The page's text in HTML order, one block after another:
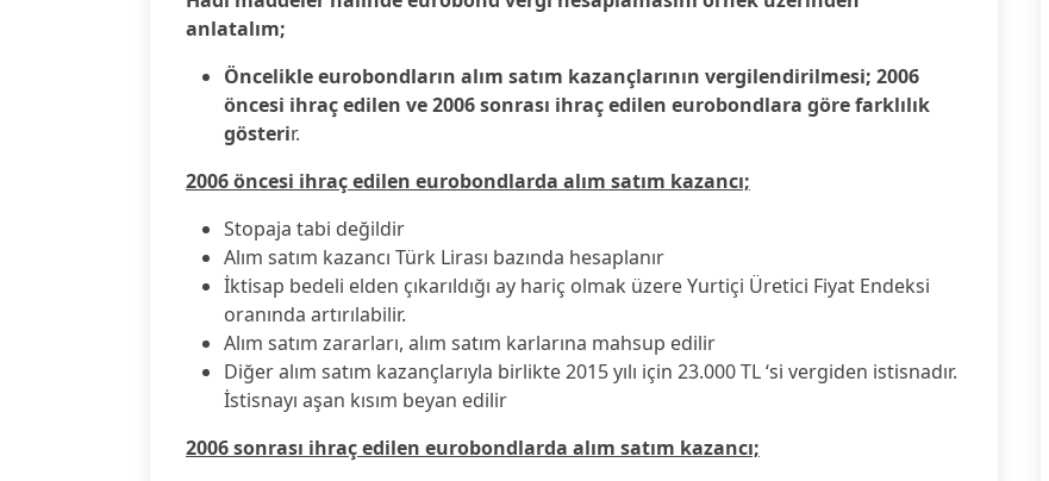
anlatalım;
Öncelikle eurobondların alım satım kazançlarının vergilendirilmesi; 2006
öncesi ihraç edilen ve 2006 sonrası ihraç edilen eurobondlara göre farklılık
gösterir.
2006 öncesi ihraç edilen eurobondlarda alım satım kazancı;
Stopaja tabi değildir
Alım satım kazancı Türk Lirası bazında hesaplanır
İktisap bedeli elden çıkarıldığı ay hariç olmak üzere Yurtiçi Üretici Fiyat Endeksi
oranında artırılabilir.
Alım satım zararları, alım satım karlarına mahsup edilir
Diğer alım satım kazançlarıyla birlikte 2015 yılı için 23.000 TL ‘si vergiden istisnadır.
İstisnayı aşan kısım beyan edilir
2006 sonrası ihraç edilen eurobondlarda alım satım kazancı;